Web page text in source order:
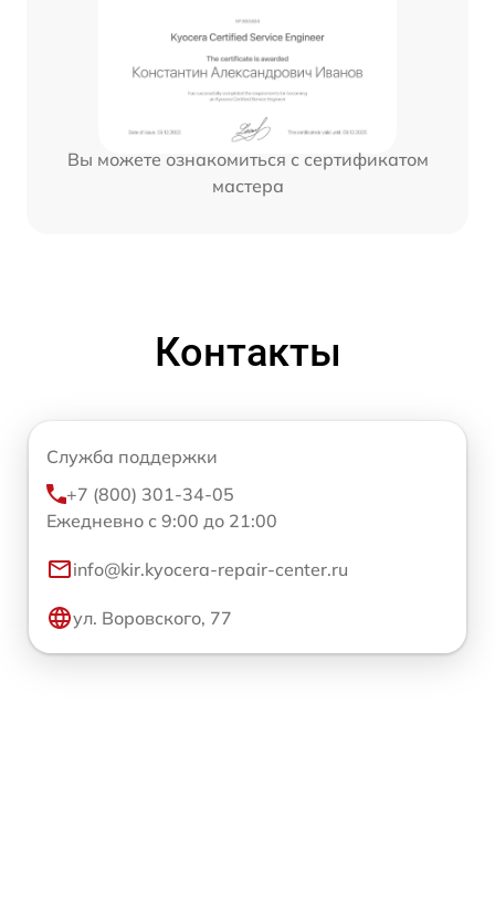
Вы можете ознакомиться с сертификатом
мастера
Контакты
Служба поддержки
+7 (800) 301-34-05
Ежедневно с 9:00 до 21:00
info@kir.kyocera-repair-center.ru
ул. Воровского, 77